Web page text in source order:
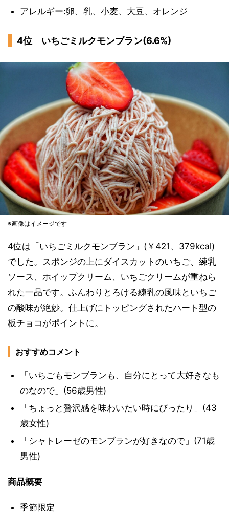
アレルギー:卵、乳、小麦、大豆、オレンジ
4位 いちごミルクモンブラン(6.6%)
※画像はイメージです
4位は「いちごミルクモンブラン」(￥421、379kcal)
でした。スポンジの上にダイスカットのいちご、練乳
ソース、ホイップクリーム、いちごクリームが重ねら
れた一品です。ふんわりとろける練乳の風味といちご
の酸味が絶妙。仕上げにトッピングされたハート型の
板チョコがポイントに。
おすすめコメント
「いちごもモンブランも、自分にとって大好きなも
のなので」(56歳男性)
「ちょっと贅沢感を味わいたい時にぴったり」(43
歳女性)
「シャトレーゼのモンブランが好きなので」(71歳
男性)
商品概要
季節限定